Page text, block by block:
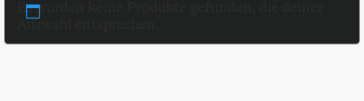
Es wurden keine Produkte gefunden, die deiner